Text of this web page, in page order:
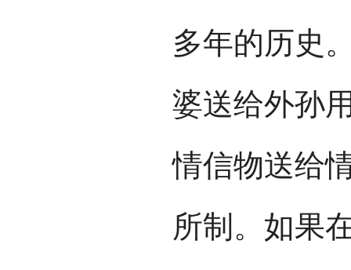
多年的历史
婆送给外孙
情信物送给
所制。如果